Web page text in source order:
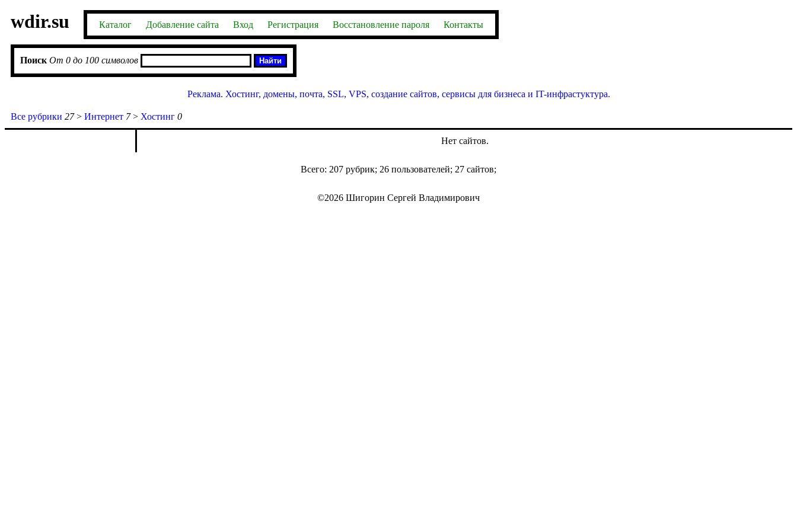
wdir.su Каталог Добавление сайта Вход Регистрация Восстановление пароля Контакты
Поиск От 0 до 100 символов
Реклама. Хостинг, домены, почта, SSL, VPS, создание сайтов, сервисы для бизнеса и IT-инфрастуктура.
Все рубрики 27> Интернет 7> Хостинг 0
Нет сайтов.
Всего: 207 рубрик; 26 пользователей; 27 сайтов;
©2026 Шигорин Сергей Владимирович